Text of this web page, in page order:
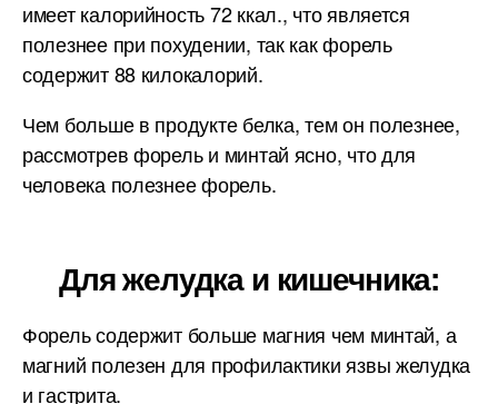
имеет калорийность 72 ккал., что является
полезнее при похудении, так как форель
содержит 88 килокалорий.
Чем больше в продукте белка, тем он полезнее,
рассмотрев форель и минтай ясно, что для
человека полезнее форель.
Для желудка и кишечника:
Форель содержит больше магния чем минтай, а
магний полезен для профилактики язвы желудка
и гастрита.